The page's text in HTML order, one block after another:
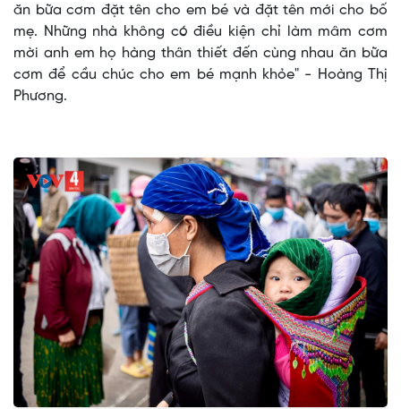
ăn bữa cơm đặt tên cho em bé và đặt tên mới cho bố
mẹ. Những nhà không có điều kiện chỉ làm mâm cơm
mời anh em họ hàng thân thiết đến cùng nhau ăn bữa
cơm để cầu chúc cho em bé mạnh khỏe" - Hoàng Thị
Phương.